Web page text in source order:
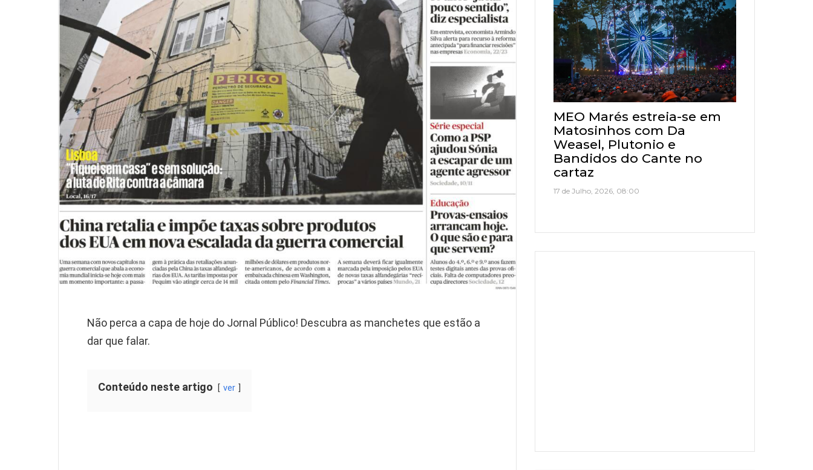
Não perca a capa de hoje do Jornal Público! Descubra as manchetes que estão a
dar que falar.
Conteúdo neste artigo ver
MEO Marés estreia-se em
Matosinhos com Da
Weasel, Plutonio e
Bandidos do Cante no
cartaz
17 de Julho, 2026, 08:00